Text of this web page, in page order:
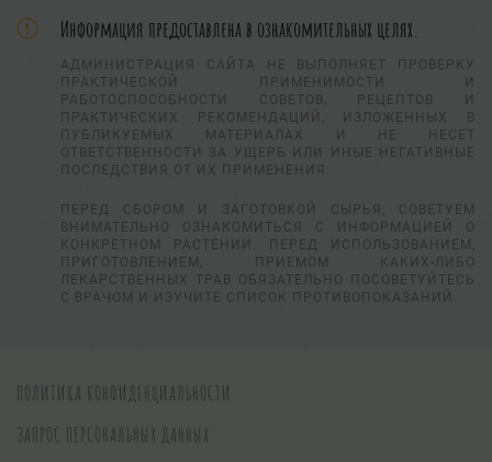
Информация предоставлена в ознакомительных целях.
АДМИНИСТРАЦИЯ САЙТА НЕ ВЫПОЛНЯЕТ ПРОВЕРКУ
ПРАКТИЧЕСКОЙ ПРИМЕНИМОСТИ И
РАБОТОСПОСОБНОСТИ СОВЕТОВ, РЕЦЕПТОВ И
ПРАКТИЧЕСКИХ РЕКОМЕНДАЦИЙ, ИЗЛОЖЕННЫХ В
ПУБЛИКУЕМЫХ МАТЕРИАЛАХ И НЕ НЕСЕТ
ОТВЕТСТВЕННОСТИ ЗА УЩЕРБ ИЛИ ИНЫЕ НЕГАТИВНЫЕ
ПОСЛЕДСТВИЯ ОТ ИХ ПРИМЕНЕНИЯ.
ПЕРЕД СБОРОМ И ЗАГОТОВКОЙ СЫРЬЯ, СОВЕТУЕМ
ВНИМАТЕЛЬНО ОЗНАКОМИТЬСЯ С ИНФОРМАЦИЕЙ О
КОНКРЕТНОМ РАСТЕНИИ. ПЕРЕД ИСПОЛЬЗОВАНИЕМ,
ПРИГОТОВЛЕНИЕМ, ПРИЕМОМ КАКИХ-ЛИБО
ЛЕКАРСТВЕННЫХ ТРАВ ОБЯЗАТЕЛЬНО ПОСОВЕТУЙТЕСЬ
С ВРАЧОМ И ИЗУЧИТЕ СПИСОК ПРОТИВОПОКАЗАНИЙ.
ПОЛИТИКА КОНФИДЕНЦИАЛЬНОСТИ
ЗАПРОС ПЕРСОНАЛЬНЫХ ДАННЫХ